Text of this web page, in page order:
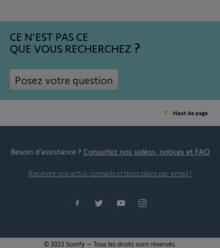
CE N'EST PAS CE
QUE VOUS RECHERCHEZ
Posez votre question
Haut de page
Besoin d’assistance ? Consultez nos vidéos, notices et FAQ
Recevez nos actus, conseils et bons plans par email !
© 2022 Somfy – Tous les droits sont réservés.